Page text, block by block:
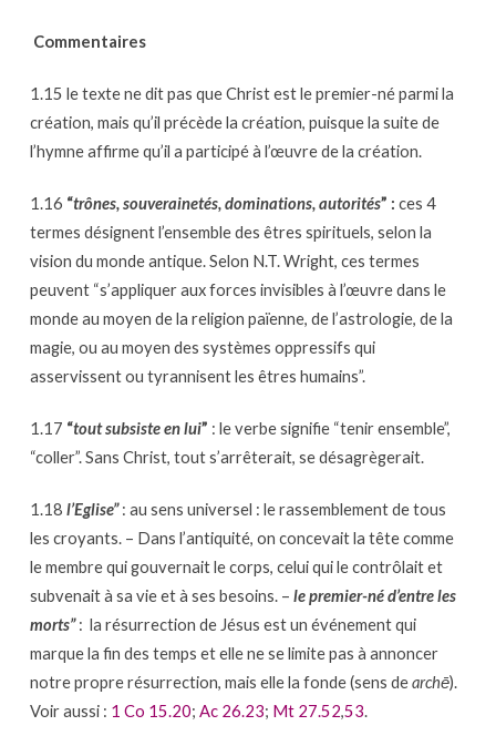
Commentaires
1.15 le texte ne dit pas que Christ est le premier-né parmi la
création, mais qu’il précède la création, puisque la suite de
l’hymne affirme qu’il a participé à l’œuvre de la création.
1.16 “trônes, souverainetés, dominations, autorités” : ces 4
termes désignent l’ensemble des êtres spirituels, selon la
vision du monde antique. Selon N.T. Wright, ces termes
peuvent “s’appliquer aux forces invisibles à l’œuvre dans le
monde au moyen de la religion païenne, de l’astrologie, de la
magie, ou au moyen des systèmes oppressifs qui
asservissent ou tyrannisent les êtres humains”.
1.17 “tout subsiste en lui” : le verbe signifie “tenir ensemble”,
“coller”. Sans Christ, tout s’arrêterait, se désagrègerait.
1.18 l’Eglise”: au sens universel : le rassemblement de tous
les croyants. – Dans l’antiquité, on concevait la tête comme
le membre qui gouvernait le corps, celui qui le contrôlait et
subvenait à sa vie et à ses besoins. – le premier-né d’entre les
morts”: la résurrection de Jésus est un événement qui
marque la fin des temps et elle ne se limite pas à annoncer
notre propre résurrection, mais elle la fonde (sens dearchē).
Voir aussi : 1 Co 15.20; Ac 26.23; Mt 27.52,53.